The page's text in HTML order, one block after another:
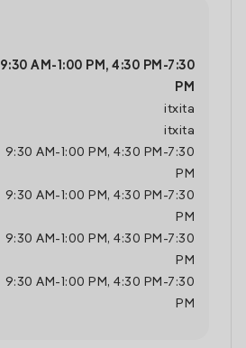
9:30 AM - 1:00 PM , 4:30 PM -7:30
PM
itxita
itxita
9:30 AM - 1:00 PM , 4:30 PM -7:30
PM
9:30 AM - 1:00 PM , 4:30 PM -7:30
PM
9:30 AM - 1:00 PM , 4:30 PM -7:30
PM
9:30 AM - 1:00 PM , 4:30 PM -7:30
PM